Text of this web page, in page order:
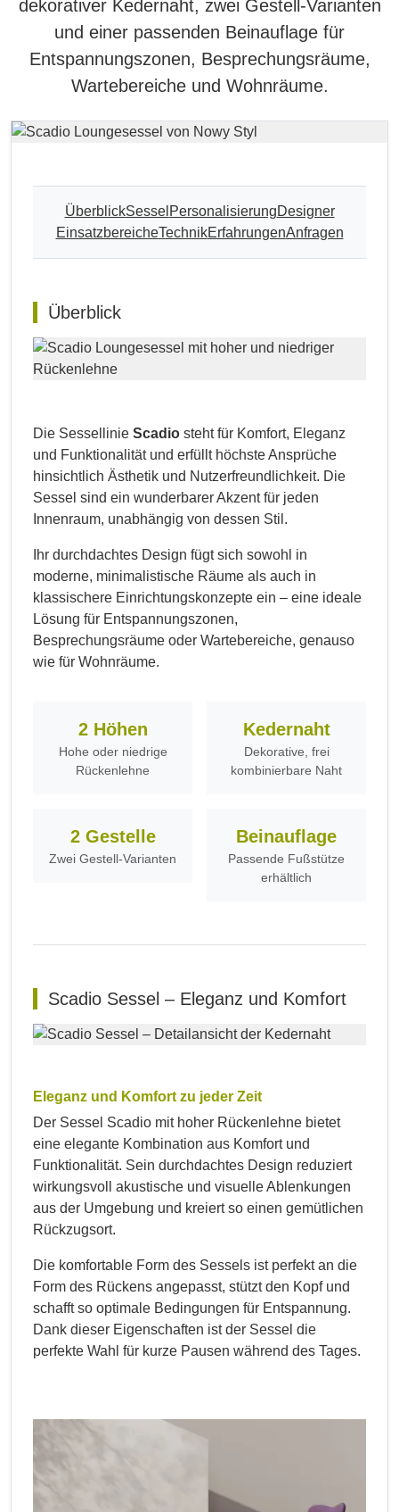
dekorativer Kedernaht, zwei Gestell-Varianten
und einer passenden Beinauflage für
Entspannungszonen, Besprechungsräume,
Wartebereiche und Wohnräume.
ÜberblickSessel PersonalisierungDesigner
EinsatzbereicheTechnikErfahrungenAnfragen
Überblick
Die Sessellinie Scadio steht für Komfort, Eleganz
und Funktionalität und erfüllt höchste Ansprüche
hinsichtlich Ästhetik und Nutzerfreundlichkeit. Die
Sessel sind ein wunderbarer Akzent für jeden
Innenraum, unabhängig von dessen Stil.
Ihr durchdachtes Design fügt sich sowohl in
moderne, minimalistische Räume als auch in
klassischere Einrichtungskonzepte ein – eine ideale
Lösung für Entspannungszonen,
Besprechungsräume oder Wartebereiche, genauso
wie für Wohnräume.
2 Höhen
Hohe oder niedrige
Rückenlehne
Kedernaht
Dekorative, frei
kombinierbare Naht
2 Gestelle
Zwei Gestell-Varianten
Beinauflage
Passende Fußstütze
erhältlich
Scadio Sessel – Eleganz und Komfort
Eleganz und Komfort zu jeder Zeit
Der Sessel Scadio mit hoher Rückenlehne bietet
eine elegante Kombination aus Komfort und
Funktionalität. Sein durchdachtes Design reduziert
wirkungsvoll akustische und visuelle Ablenkungen
aus der Umgebung und kreiert so einen gemütlichen
Rückzugsort.
Die komfortable Form des Sessels ist perfekt an die
Form des Rückens angepasst, stützt den Kopf und
schafft so optimale Bedingungen für Entspannung.
Dank dieser Eigenschaften ist der Sessel die
perfekte Wahl für kurze Pausen während des Tages.